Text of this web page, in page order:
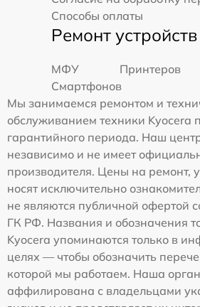
Способы оплаты
Ремонт устройств
МФУ
Принтеров
Смартфонов
Мы занимаемся ремонтом и
обслуживанием техники Kyocera
гарантийного периода. Наш
независимо и не имеет
производителя. Цены на ремонт,
носят исключительно
не являются публичной офертой
ГК РФ. Названия и обозначения
Kyocera упоминаются только в
целях — чтобы обозначить
которой мы работаем. Наша
аффилирована с владельцами